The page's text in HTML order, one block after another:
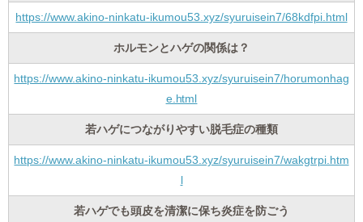
https://www.akino-ninkatu-ikumou53.xyz/syuruisein7/68kdfpi.html
ホルモンとハゲの関係は？
https://www.akino-ninkatu-ikumou53.xyz/syuruisein7/horumonhag
e.html
若ハゲにつながりやすい脱毛症の種類
https://www.akino-ninkatu-ikumou53.xyz/syuruisein7/wakgtrpi.htm
l
若ハゲでも頭皮を清潔に保ち炎症を防ごう